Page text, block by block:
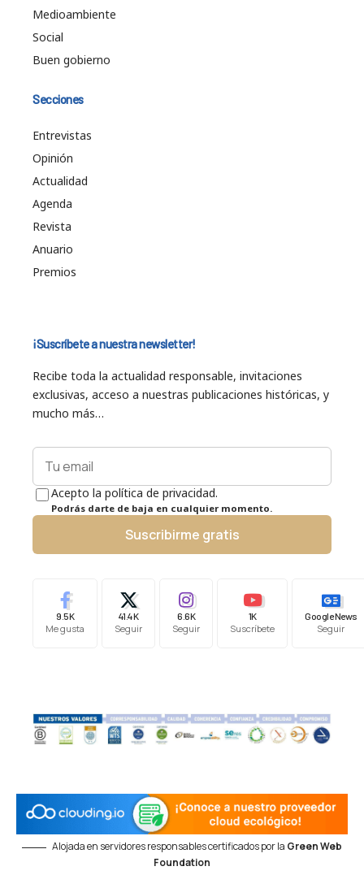
Medioambiente
Social
Buen gobierno
Secciones
Entrevistas
Opinión
Actualidad
Agenda
Revista
Anuario
Premios
¡Suscríbete a nuestra newsletter!
Recibe toda la actualidad responsable, invitaciones
exclusivas, acceso a nuestras publicaciones históricas, y
mucho más…
Acepto la política de privacidad.
Podrás darte de baja en cualquier momento.
Suscribirme gratis
9.5K
Me gusta
41.4K
Seguir
6.6K
Seguir
1K
Suscríbete
Google News
Seguir
Alojada en servidores responsables certificados por la Green Web
Foundation